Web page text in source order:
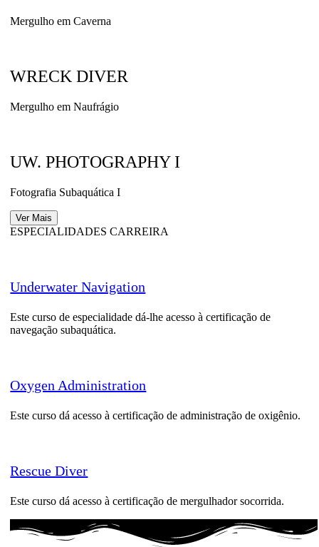
Mergulho em Caverna
WRECK DIVER
Mergulho em Naufrágio
UW. PHOTOGRAPHY I
Fotografia Subaquática I
Ver Mais
ESPECIALIDADES CARREIRA
Underwater Navigation
Este curso de especialidade dá-lhe acesso à certificação de
navegação subaquática.
Oxygen Administration
Este curso dá acesso à certificação de administração de oxigênio.
Rescue Diver
Este curso dá acesso à certificação de mergulhador socorrida.